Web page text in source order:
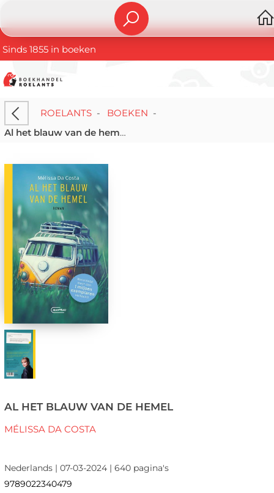
Sinds 1855 in boeken
ROELANTS- BOEKEN -
Al het blauw van de hemel
AL HET BLAUW VAN DE HEMEL
MÉLISSA DA COSTA
Nederlands | 07-03-2024 | 640 pagina's
9789022340479